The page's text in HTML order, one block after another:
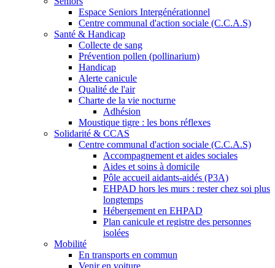
Espace Seniors Intergénérationnel
Centre communal d'action sociale (C.C.A.S)
Santé & Handicap
Collecte de sang
Prévention pollen (pollinarium)
Handicap
Alerte canicule
Qualité de l'air
Charte de la vie nocturne
Adhésion
Moustique tigre : les bons réflexes
Solidarité & CCAS
Centre communal d'action sociale (C.C.A.S)
Accompagnement et aides sociales
Aides et soins à domicile
Pôle accueil aidants-aidés (P3A)
EHPAD hors les murs : rester chez soi plus
longtemps
Hébergement en EHPAD
Plan canicule et registre des personnes
isolées
Mobilité
En transports en commun
Venir en voiture